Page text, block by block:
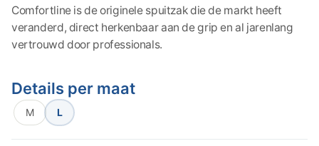
Downloads
Contact
Comfortline is de originele spuitzak die de markt heeft
veranderd, direct herkenbaar aan de grip en al jarenlang
vertrouwd door professionals.
Details per maat
M L